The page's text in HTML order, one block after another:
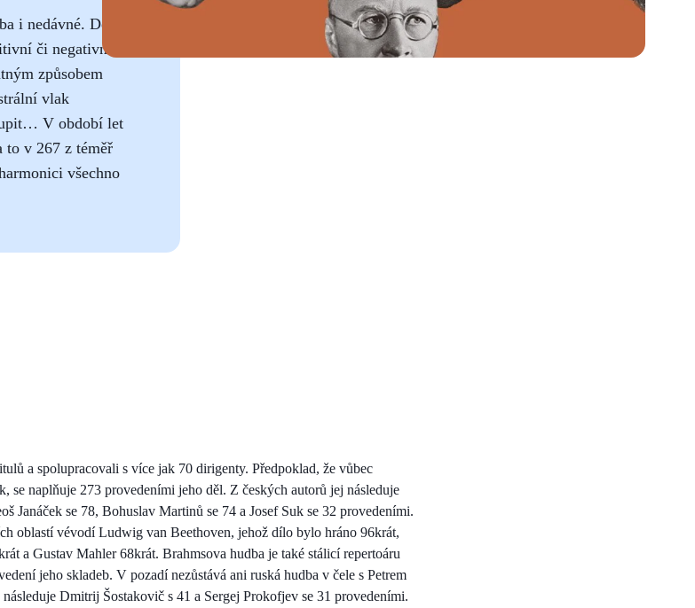
i nedávné. Děje
či negativní.
způsobem
vlak
V období let
to v 267 z téměř
všechno
a spolupracovali s více jak 70 dirigenty. Předpoklad, že vůbec
se naplňuje 273 provedeními jeho děl. Z českých autorů jej následuje
Janáček se 78, Bohuslav Martinů se 74 a Josef Suk se 32 provedeními.
oblastí vévodí Ludwig van Beethoven, jehož dílo bylo hráno 96krát,
a Gustav Mahler 68krát. Brahmsova hudba je také stálicí repertoáru
jeho skladeb. V pozadí nezůstává ani ruská hudba v čele s Petrem
Dmitrij Šostakovič s 41 a Sergej Prokofjev se 31 provedeními.